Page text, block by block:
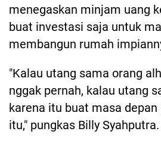
menegaskan minjam uang
buat investasi saja untuk
membangun rumah
"Kalau utang sama orang
nggak pernah, kalau utang
karena itu buat masa
itu," pungkas Billy Syahputra.